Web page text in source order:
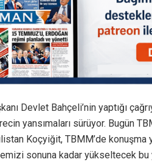
Devlet Bahçeli’nin yaptığı
yansımaları sürüyor. Bugün
Koçyiğit, TBMM’de konuşma
sonuna kadar yükseltecek bu